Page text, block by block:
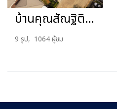
บ้านคุณสัณฐิติ 5 kW
9 รูป, 1064 ผู้ชม